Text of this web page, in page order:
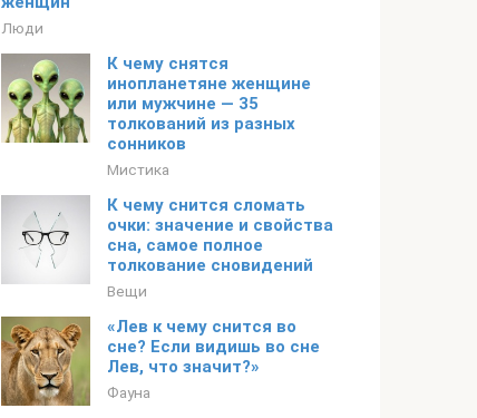
Люди
К чему снятся
инопланетяне женщине
или мужчине — 35
толкований из разных
сонников
Мистика
К чему снится сломать
очки: значение и свойства
сна, самое полное
толкование сновидений
Вещи
«Лев к чему снится во
сне? Если видишь во сне
Лев, что значит?»
Фауна